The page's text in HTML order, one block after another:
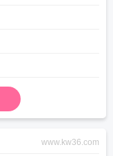
www.kw36.com